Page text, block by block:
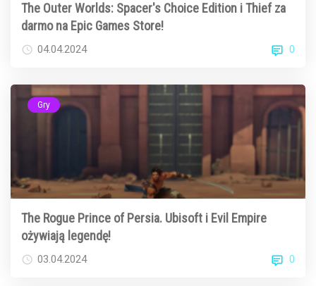
The Outer Worlds: Spacer's Choice Edition i Thief za
darmo na Epic Games Store!
04.04.2024 0
Gry
The Rogue Prince of Persia. Ubisoft i Evil Empire
ożywiają legendę!
03.04.2024 0